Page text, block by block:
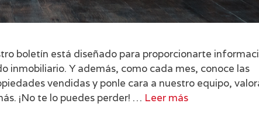
boletín está diseñado para proporcionarte
inmobiliario. Y además, como cada mes, conoce las
vendidas y ponle cara a nuestro equipo,
¡No te lo puedes perder! … Leer más